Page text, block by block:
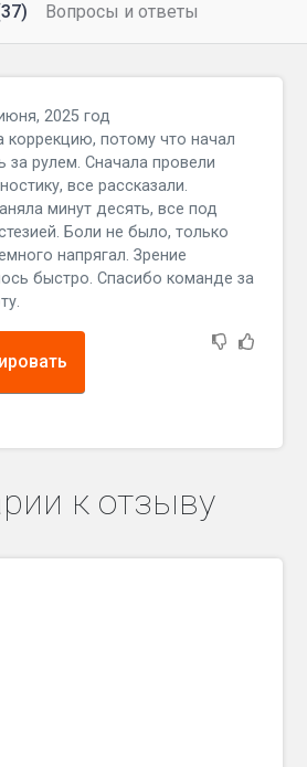
Вопросы и ответы
2025 год
коррекцию, потому что начал
за рулем. Сначала провели
все рассказали.
минут десять, все под
Боли не было, только
напрягал. Зрение
быстро. Спасибо команде за
к отзыву